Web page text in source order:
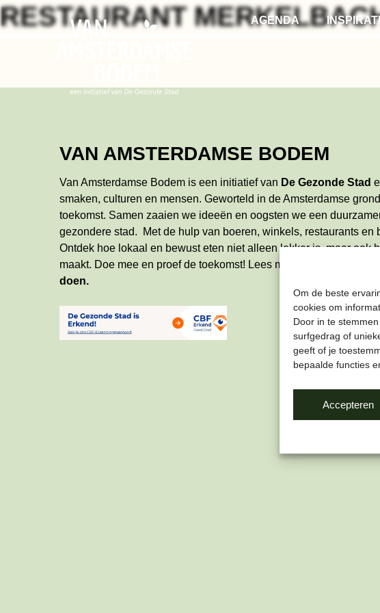
Om de beste
cookies om
Door in te
surfgedrag of
geeft of je
bepaalde functies
Accepteren
Skip
to
AGENDA
RESTAURANT
VAN AMSTERDAMSE BODEM
Van Amsterdamse Bodem is een initiatief van De Gezonde Stad
smaken, culturen en mensen. Geworteld in de Amsterdamse
toekomst. Samen zaaien we ideeën en oogsten we een
gezondere stad. Met de hulp van boeren, winkels, restaurants en
Ontdek hoe lokaal en bewust eten niet alleen lekker is, maar ook
maakt. Doe mee en proef de toekomst! Lees meer
het team
doen.